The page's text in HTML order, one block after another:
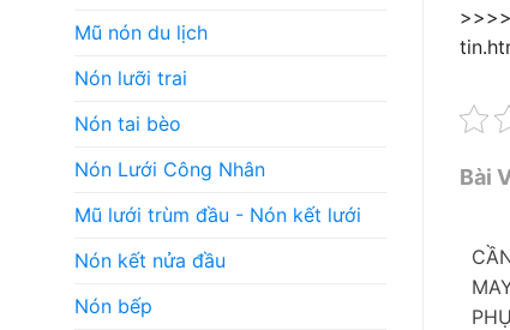
Mũ nón du lịch
Nón lưỡi trai
Nón tai bèo
Nón Lưới Công Nhân
Mũ lưới trùm đầu - Nón kết lưới
Nón kết nửa đầu
Nón bếp
Bài